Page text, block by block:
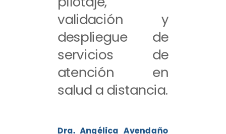
validación y
despliegue de
servicios de
atención en
salud a distancia.
Dra. Angélica Avendaño